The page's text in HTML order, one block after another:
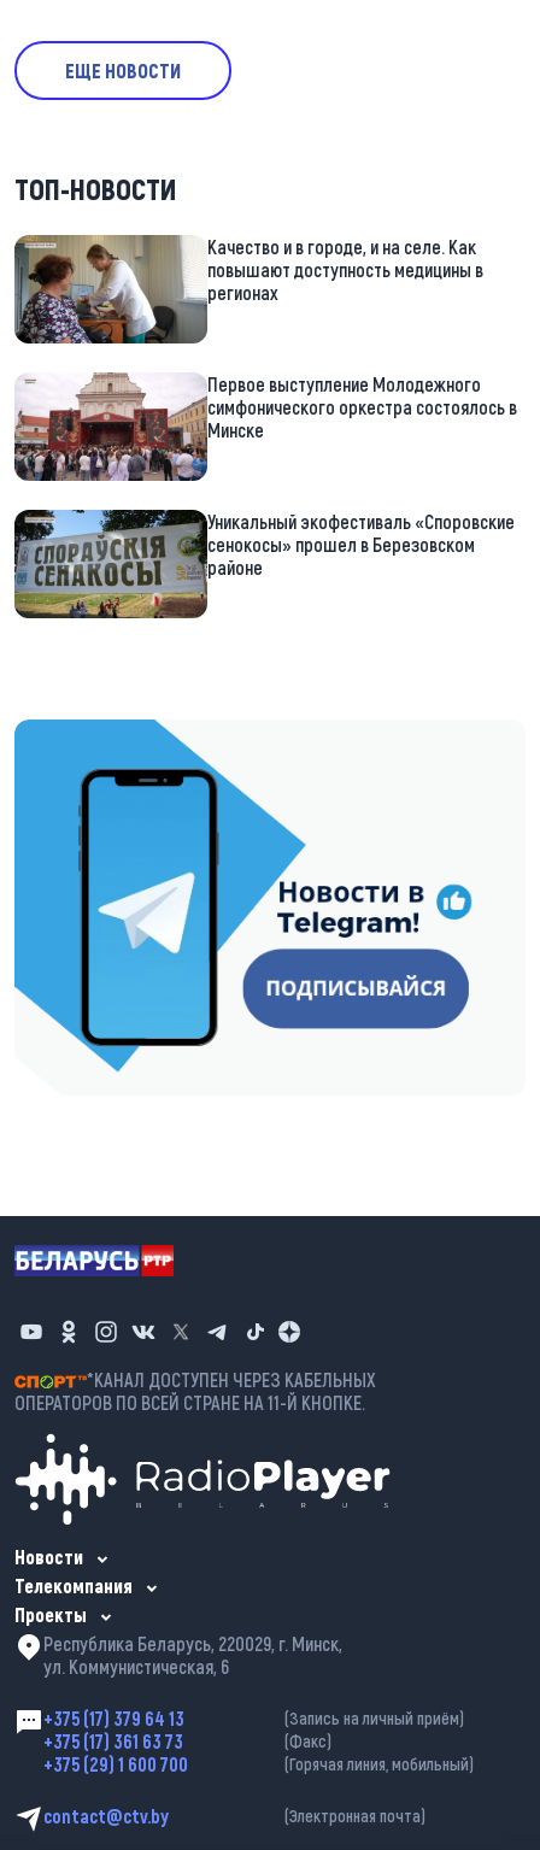
ЕЩЕ НОВОСТИ
ТОП-НОВОСТИ
Качество и в городе, и на селе. Как
повышают доступность медицины в
регионах
Первое выступление Молодежного
симфонического оркестра состоялось в
Минске
Уникальный экофестиваль «Споровские
сенокосы» прошел в Березовском
районе
https://t.me/minskctvby
*КАНАЛ ДОСТУПЕН ЧЕРЕЗ КАБЕЛЬНЫХ
ОПЕРАТОРОВ ПО ВСЕЙ СТРАНЕ НА 11-Й КНОПКЕ.
Новости
Телекомпания
Проекты
Республика Беларусь, 220029, г. Минск,
ул. Коммунистическая, 6
+375 (17) 379 64 13 (Запись на личный приём)
+375 (17) 361 63 73 (Факс)
+375 (29) 1 600 700 (Горячая линия, мобильный)
contact@ctv.by (Электронная почта)